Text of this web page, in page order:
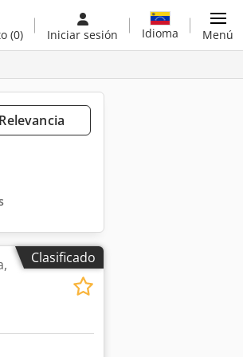
(0) Iniciar sesión Idioma Menú
Relevancia
Clasificado